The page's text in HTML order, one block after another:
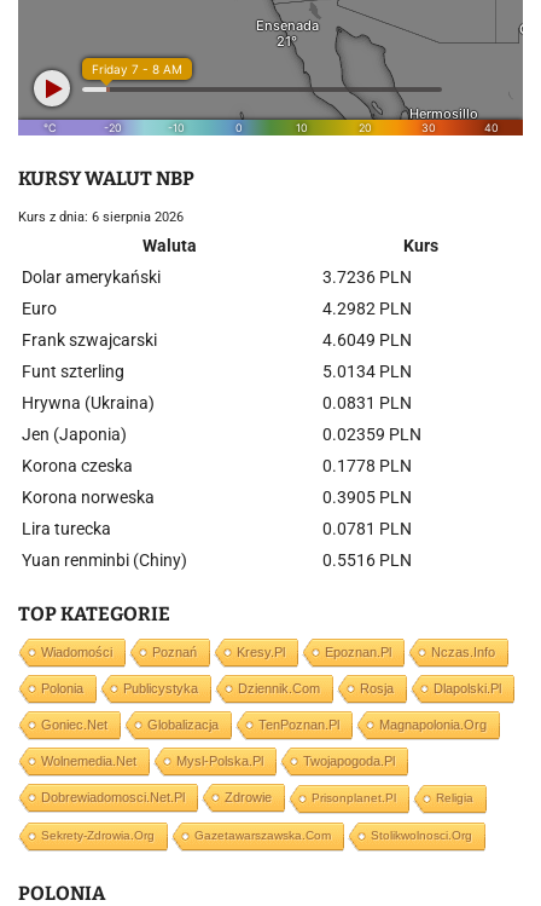
KURSY WALUT NBP
Kurs z dnia: 6 sierpnia 2026
Waluta
Kurs
Dolar amerykański
3.7236 PLN
Euro
4.2982 PLN
Frank szwajcarski
4.6049 PLN
Funt szterling
5.0134 PLN
Hrywna (Ukraina)
0.0831 PLN
Jen (Japonia)
0.02359 PLN
Korona czeska
0.1778 PLN
Korona norweska
0.3905 PLN
Lira turecka
0.0781 PLN
Yuan renminbi (Chiny)
0.5516 PLN
TOP KATEGORIE
Wiadomości Poznań Kresy.pl Epoznan.pl Nczas.info
Polonia Publicystyka Dziennik.com Rosja Dlapolski.pl
Goniec.net Globalizacja TenPoznan.pl Magnapolonia.org
Wolnemedia.net Mysl-Polska.pl Twojapogoda.pl
Dobrewiadomosci.net.pl Zdrowie Prisonplanet.pl Religia
Sekrety-Zdrowia.org Gazetawarszawska.com Stolikwolnosci.org
POLONIA